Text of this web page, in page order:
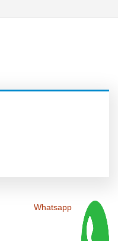
Whatsapp